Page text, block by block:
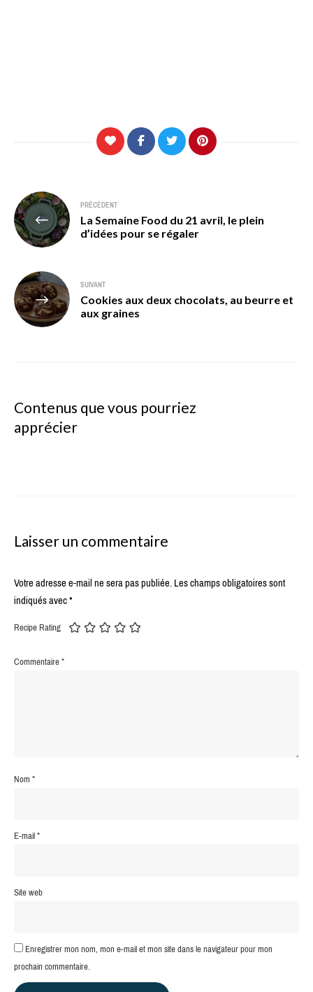
Navigation
de
l’article
PRÉCÉDENT
La Semaine Food du 21 avril, le plein
d’idées pour se régaler
SUIVANT
Cookies aux deux chocolats, au beurre et
aux graines
Contenus que vous pourriez
apprécier
Laisser un commentaire
Votre adresse e-mail ne sera pas publiée.Les champs obligatoires sont
indiqués avec*
Recipe Rating
Commentaire*
Nom*
E-mail*
Site web
Enregistrer mon nom, mon e-mail et mon site dans le navigateur pour mon
prochain commentaire.